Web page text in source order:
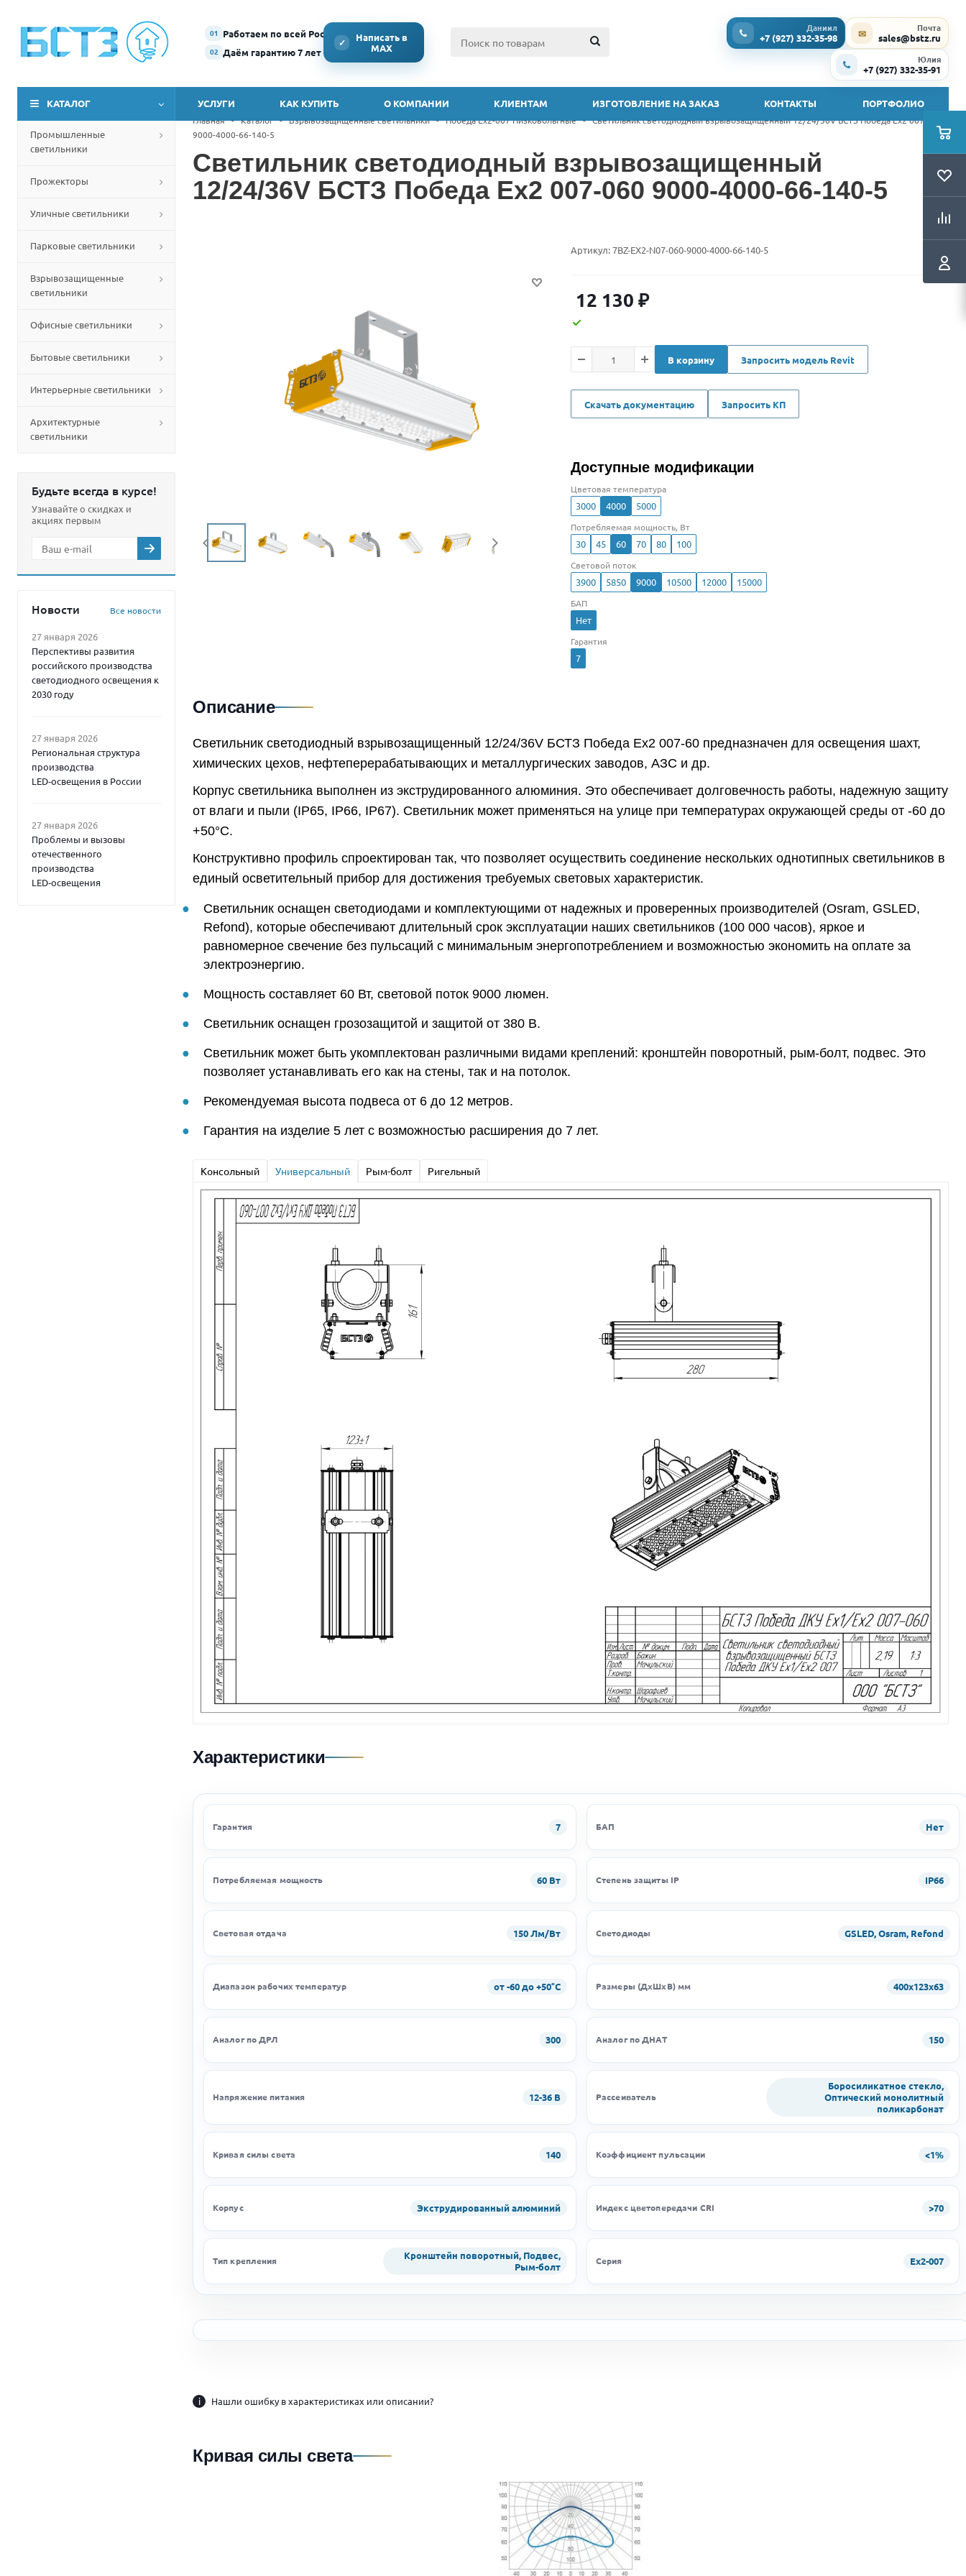
01 Работаем по всей России
02 Даём гарантию 7 лет
✓
Написать в
MAX
Даниил
+7 (927) 332-35-98 ✉ Почта
sales@bstz.ru
Юлия
+7 (927) 332-35-91
КАТАЛОГ УСЛУГИ КАК КУПИТЬ О КОМПАНИИ КЛИЕНТАМ ИЗГОТОВЛЕНИЕ НА ЗАКАЗ КОНТАКТЫ ПОРТФОЛИО
Промышленные
светильники
Прожекторы
Уличные светильники
Парковые светильники
Взрывозащищенные
светильники
Офисные светильники
Бытовые светильники
Интерьерные светильники
Архитектурные
светильники
Будьте всегда в курсе!
Узнавайте о скидках и
акциях первым
Новости Все новости
27 января 2026
Перспективы развития
российского производства
светодиодного освещения к
2030 году
27 января 2026
Региональная структура
производства
LED‑освещения в России
27 января 2026
Проблемы и вызовы
отечественного
производства
LED‑освещения
Главная - Каталог - Взрывозащищенные светильники - Победа Ex2-007 Низковольтные - Светильник светодиодный взрывозащищенный 12/24/36V БСТЗ Победа Ex2 007-060
9000-4000-66-140-5
Светильник светодиодный взрывозащищенный
12/24/36V БСТЗ Победа Ex2 007-060 9000-4000-66-140-5
Артикул:7BZ-EX2-N07-060-9000-4000-66-140-5
12 130 ₽
В корзину Запросить модель Revit
Скачать документацию Запросить КП
Доступные модификации
Цветовая температура
3000 4000 5000
Потребляемая мощность, Вт
30 45 60 70 80 100
Световой поток
3900 5850 9000 10500 12000 15000
БАП
Нет
Гарантия
7
Описание
Светильник светодиодный взрывозащищенный 12/24/36V БСТЗ Победа Ex2 007-60 предназначен для освещения шахт,
химических цехов, нефтеперерабатывающих и металлургических заводов, АЗС и др.
Корпус светильника выполнен из экструдированного алюминия. Это обеспечивает долговечность работы, надежную защиту
от влаги и пыли (IP65, IP66, IP67). Светильник может применяться на улице при температурах окружающей среды от -60 до
+50°C.
Конструктивно профиль спроектирован так, что позволяет осуществить соединение нескольких однотипных светильников в
единый осветительный прибор для достижения требуемых световых характеристик.
Светильник оснащен светодиодами и комплектующими от надежных и проверенных производителей (Osram, GSLED,
Refond), которые обеспечивают длительный срок эксплуатации наших светильников (100 000 часов), яркое и
равномерное свечение без пульсаций с минимальным энергопотреблением и возможностью экономить на оплате за
электроэнергию.
Мощность составляет 60 Вт, световой поток 9000 люмен.
Светильник оснащен грозозащитой и защитой от 380 В.
Светильник может быть укомплектован различными видами креплений: кронштейн поворотный, рым-болт, подвес. Это
позволяет устанавливать его как на стены, так и на потолок.
Рекомендуемая высота подвеса от 6 до 12 метров.
Гарантия на изделие 5 лет с возможностью расширения до 7 лет.
Консольный Универсальный Рым-болт Ригельный
Характеристики
Гарантия 7 БАП Нет
Потребляемая мощность 60 Вт Степень защиты IP IP66
Световая отдача 150 Лм/Вт Светодиоды GSLED, Osram, Refond
Диапазон рабочих температур от -60 до +50°C Размеры (ДхШхВ) мм 400х123х63
Аналог по ДРЛ 300 Аналог по ДНАТ 150
Напряжение питания 12-36 В Рассеиватель
Боросиликатное стекло,
Оптический монолитный
поликарбонат
Кривая силы света 140 Коэффициент пульсации <1%
Корпус Экструдированный алюминий Индекс цветопередачи CRI >70
Тип крепления
Кронштейн поворотный, Подвес,
Рым-болт
Серия Ex2-007
i Нашли ошибку в характеристиках или описании?
Кривая силы света